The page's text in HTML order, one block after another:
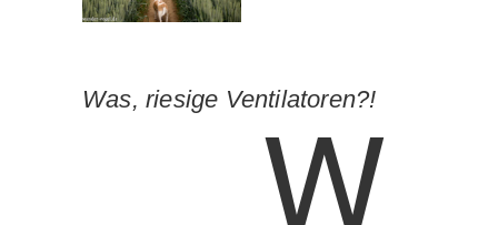
Was, riesige Ventilatoren?!
W